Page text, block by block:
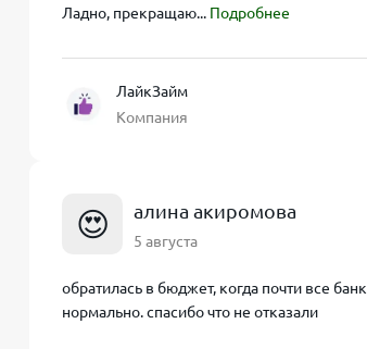
Ладно, прекращаю... Подробнее
ЛайкЗайм
Компания
😍 алина акиромова
5 августа
обратилась в бюджет, когда почти все
нормально. спасибо что не отказали